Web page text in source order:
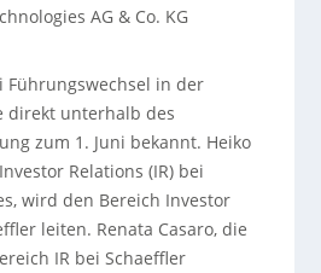
AG & Co. KG
Führungswechsel in der
direkt unterhalb des
zum 1. Juni bekannt. Heiko
Relations (IR) bei
wird den Bereich Investor
leiten. Renata Casaro, die
IR bei Schaeffler